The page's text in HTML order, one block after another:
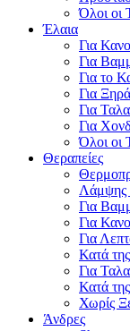
Όλοι οι
Έλαια
Για
Για
Για το
Για
Για
Για
Όλοι οι
Θεραπείες
Λάμψης
Για
Για
Για
Κατά
Για
Κατά
Χωρίς
Άνδρες